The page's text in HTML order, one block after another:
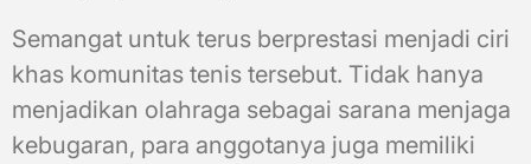
Semangat untuk terus berprestasi menjadi ciri
khas komunitas tenis tersebut. Tidak hanya
menjadikan olahraga sebagai sarana menjaga
kebugaran, para anggotanya juga memiliki